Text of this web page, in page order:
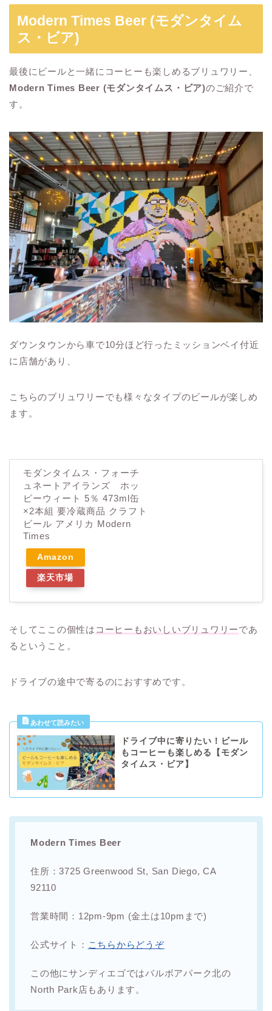
Modern Times Beer (モダンタイム
ス・ビア)
最後にビールと一緒にコーヒーも楽しめるブリュワリー、
Modern Times Beer (モダンタイムス・ビア)のご紹介で
す。
ダウンタウンから車で10分ほど行ったミッションベイ付近
に店舗があり、
こちらのブリュワリーでも様々なタイプのビールが楽しめ
ます。
モダンタイムス・フォーチ
ュネートアイランズ ホッ
ピーウィート 5％ 473ml缶
×2本組 要冷蔵商品 クラフト
ビール アメリカ Modern
Times
Amazon
楽天市場
そしてここの個性は コーヒーもおいしいブリュワリーであ
るということ。
ドライブの途中で寄るのにおすすめです。
ドライブ中に寄りたい！ビール
もコーヒーも楽しめる【モダン
タイムス・ビア】
Modern Times Beer
住所：3725 Greenwood St, San Diego, CA
92110
営業時間：12pm-9pm (金土は10pmまで)
公式サイト： こちらからどうぞ
この他にサンディエゴではバルボアパーク北の
North Park店もあります。